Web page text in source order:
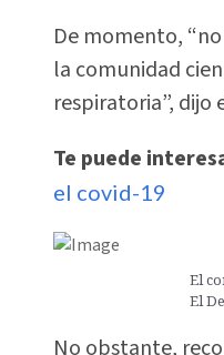
De momento,
la comunidad
respiratoria”, dijo
Te puede
el covid-19
El
El
No obstante,